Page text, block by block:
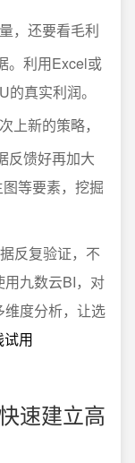
，还要看毛利
。利用Excel或
真实利润。
上新的策略，
反馈好再加大
等要素，挖掘
反复验证，不
九数云BI，对
度分析，让选
试用
速建立高